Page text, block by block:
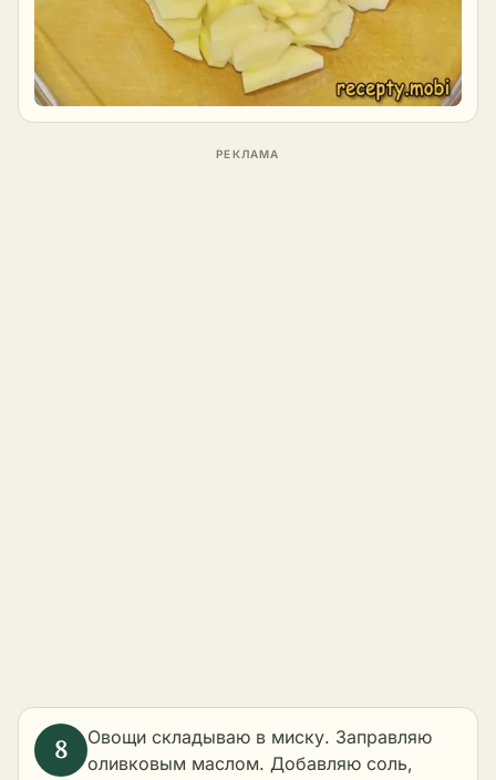
Овощи складываю в миску. Заправляю
оливковым маслом. Добавляю соль,